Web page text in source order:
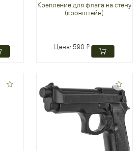
Крепление для флага на стену
(кронштейн)
Цена: 590 ₽